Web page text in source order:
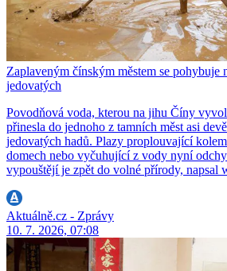
Zaplaveným čínským městem se pohybuje
jedovatých
Povodňová voda, kterou na jihu Číny
přinesla do jednoho z tamních měst asi
jedovatých hadů. Plazy proplouvající
domech nebo vyčuhující z vody nyní
vypouštějí je zpět do volné přírody, napsal
Aktuálně.cz - Zprávy
10. 7. 2026, 07:08